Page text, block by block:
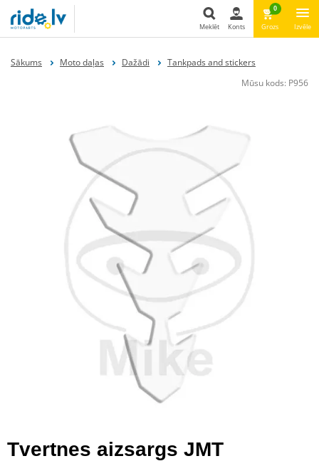
Meklēt Konts
0
Grozs Izvēle
Sākums Moto daļas Dažādi
Tankpads and stickers
Mūsu kods: P956
Tvertnes aizsargs JMT